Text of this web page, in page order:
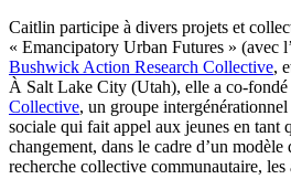
Caitlin participe à divers projets et
« Emancipatory Urban Futures » (avec l’
Bushwick Action Research Collective,
À Salt Lake City (Utah), elle a co‑fondé
Collective, un groupe
sociale qui fait appel aux jeunes en tant
changement, dans le cadre d’un
recherche collective communautaire, les